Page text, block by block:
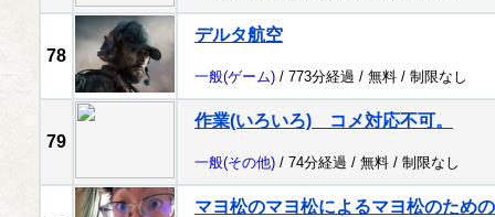
78
デルタ航空
一般(ゲーム) / 773分経過 / 無料 / 制限なし
79
作業(いろいろ) コメ対応不可。
一般(その他) / 74分経過 / 無料 / 制限なし
マヨ松のマヨ松によるマヨ松のため